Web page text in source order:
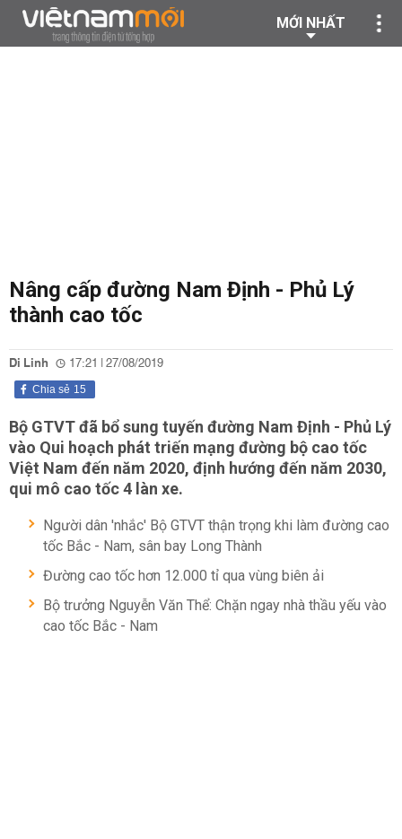
MỚI NHẤT
Nâng cấp đường Nam Định - Phủ Lý
thành cao tốc
Di Linh 17:21 | 27/08/2019
15
Chia sẻ
Bộ GTVT đã bổ sung tuyến đường Nam Định - Phủ Lý
vào Qui hoạch phát triến mạng đường bộ cao tốc
Việt Nam đến năm 2020, định hướng đến năm 2030,
qui mô cao tốc 4 làn xe.
Người dân 'nhắc' Bộ GTVT thận trọng khi làm đường cao
tốc Bắc - Nam, sân bay Long Thành
Đường cao tốc hơn 12.000 tỉ qua vùng biên ải
Bộ trưởng Nguyễn Văn Thể: Chặn ngay nhà thầu yếu vào
cao tốc Bắc - Nam